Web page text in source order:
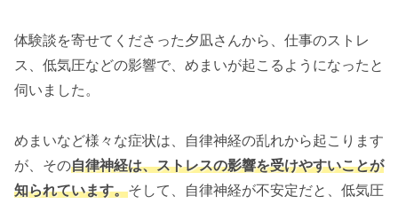
体験談を寄せてくださった夕凪さんから、仕事のストレ
ス、低気圧などの影響で、めまいが起こるようになったと
伺いました。
めまいなど様々な症状は、自律神経の乱れから起こります
が、その自律神経は、ストレスの影響を受けやすいことが
知られています。そして、自律神経が不安定だと、低気圧